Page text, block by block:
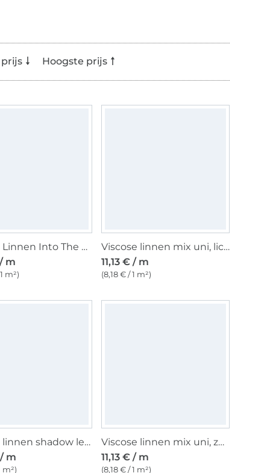
Hoogste prijs
Viscose Linnen Into The Trees, bordeauxrood
m
m²)
Viscose linnen mix uni, lichtbeige melange
11,13 € / m
(8,18 € / 1 m²)
Viscose linnen shadow leaves, naturel
m
m²)
Viscose linnen mix uni, zwart
11,13 € / m
(8,18 € / 1 m²)